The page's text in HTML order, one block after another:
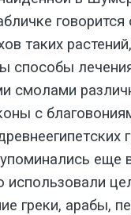
гово­рится
таких
способы
смола­ми
с
еще
использовали
греки, арабы,